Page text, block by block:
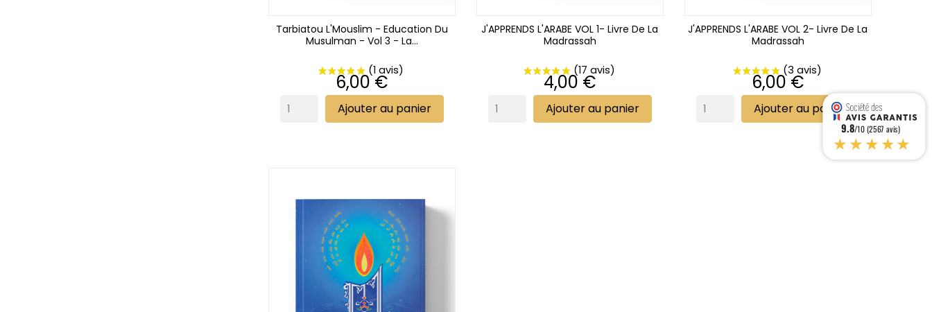
Tarbiatou L'Mouslim - Education Du
Musulman - Vol 3 - La...
Prix
6,00 €
Ajouter au panier
J'APPRENDS L'ARABE VOL 1- Livre De La
Madrassah
Prix
4,00 €
Ajouter au panier
J'APPRENDS L'ARABE VOL 2- Livre De La
Madrassah
Prix
6,00 €
Ajouter au panier
9.8/10 (2567 avis)
★★★★★